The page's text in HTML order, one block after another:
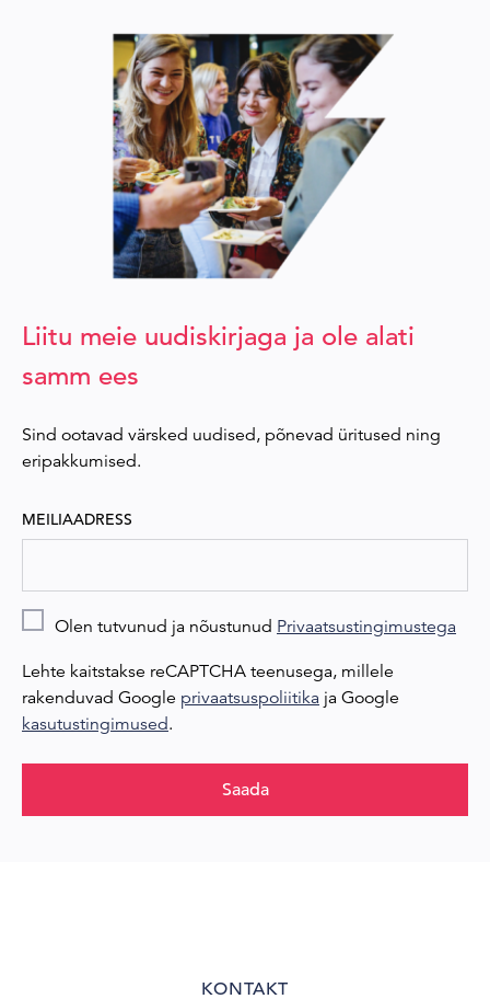
Liitu meie uudiskirjaga ja ole alati
samm ees
Sind ootavad värsked uudised, põnevad üritused ning
eripakkumised.
MEILIAADRESS
Olen tutvunud ja nõustunud Privaatsustingimustega
Lehte kaitstakse reCAPTCHA teenusega, millele
rakenduvad Google privaatsuspoliitika ja Google
kasutustingimused.
Saada
KONTAKT